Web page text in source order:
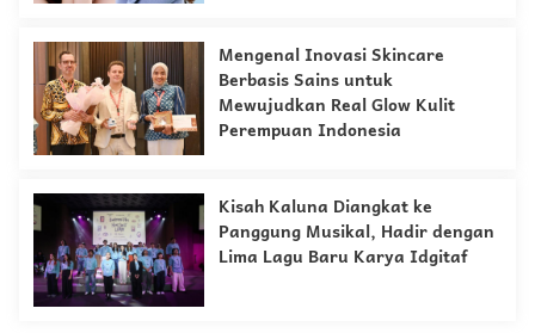
Mengenal Inovasi Skincare
Berbasis Sains untuk
Mewujudkan Real Glow Kulit
Perempuan Indonesia
Kisah Kaluna Diangkat ke
Panggung Musikal, Hadir dengan
Lima Lagu Baru Karya Idgitaf